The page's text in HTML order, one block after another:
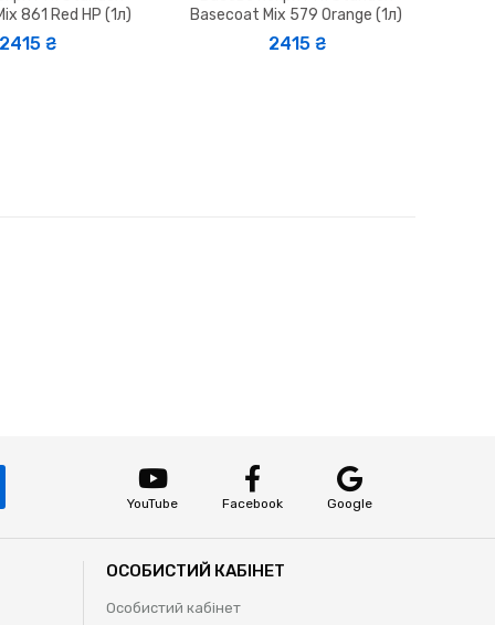
861 Red HP (1л)
2415 ₴
Basecoat Mix 579 Orange (1л)
2415 ₴
YouTube
Facebook Google
ОСОБИСТИЙ КАБІНЕТ
Особистий кабінет